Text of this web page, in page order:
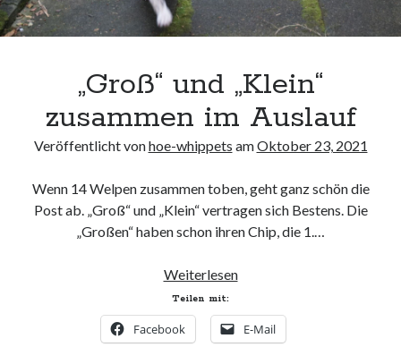
„Groß“ und „Klein“
zusammen im Auslauf
Veröffentlicht vonhoe-whippets amOktober 23, 2021
Wenn 14 Welpen zusammen toben, geht ganz schön die
Post ab. „Groß“ und „Klein“ vertragen sich Bestens. Die
„Großen“ haben schon ihren Chip, die 1.…
Weiterlesen„Groß“
„Klein“
zusammen
Teilen mit:
Facebook E-Mail